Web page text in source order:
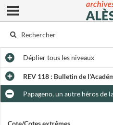
Archives
Ouvrir le menu déroulant
Dépliertous les niveaux
REV 118 : Bulletin de
Papageno, un autre héros de
Cote/Cotes extrêmes